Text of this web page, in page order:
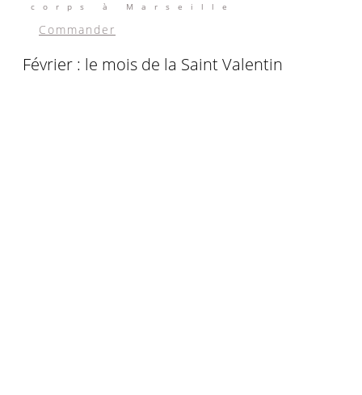
corps à Marseille
Commander
Février : le mois de la Saint Valentin